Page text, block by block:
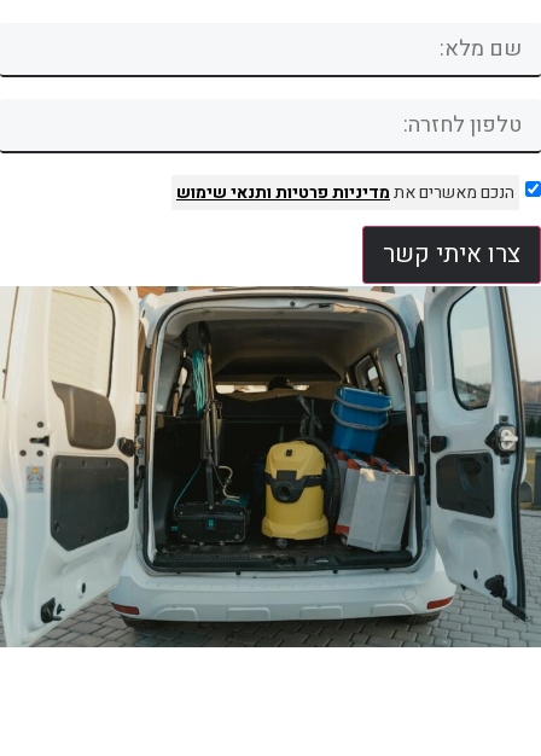
הנכם מאשרים אתמדיניות פרטיותותנאי שימוש
צרו איתי קשר